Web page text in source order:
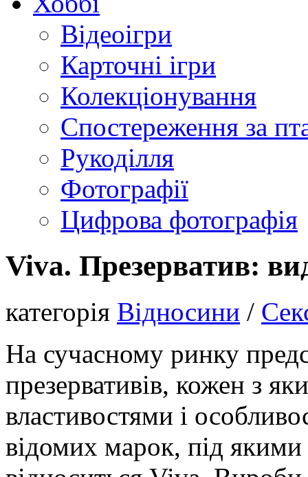
Відеоігри
Карточні ігри
Колекціонування
Спостереження за
Рукоділля
Фотографії
Цифрова фотографія
Viva. Презерватив:
категорія Відносини /
На сучасному ринку
презервативів, кожен з
властивостями і
відомих марок, під